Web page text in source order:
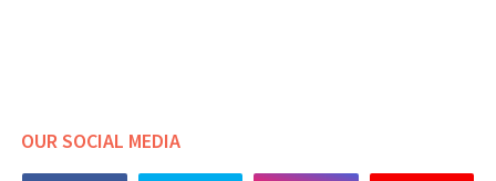
OUR SOCIAL MEDIA